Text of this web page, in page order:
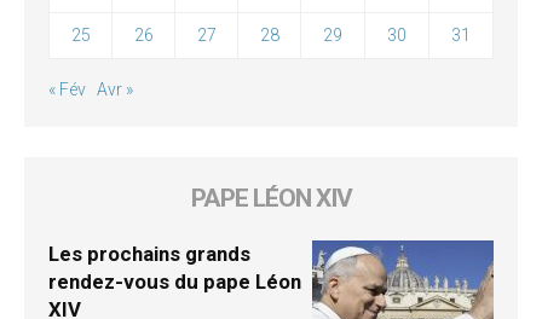
25 26 27 28 29 30 31
« Fév Avr »
PAPE LÉON XIV
Les prochains grands
rendez-vous du pape Léon
XIV